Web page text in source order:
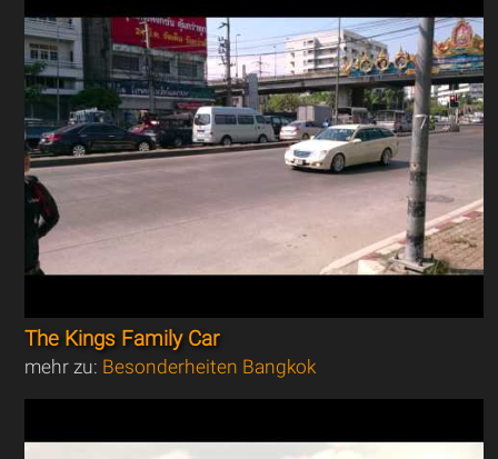
The Kings Family Car
mehr zu: Besonderheiten Bangkok